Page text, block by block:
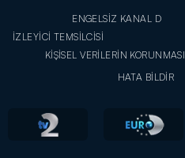
ENGELSİZ KANAL D
İZLEYİCİ TEMSİLCİSİ
KİŞİSEL VERİLERİN KORUNMASI
HATA BİLDİR